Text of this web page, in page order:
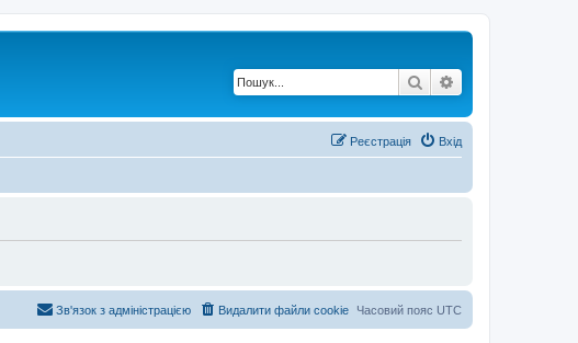
Пошук
Вхід
Реєстрація
Часовий пояс UTC
Видалити файли cookie
Зв'язок з адміністрацією